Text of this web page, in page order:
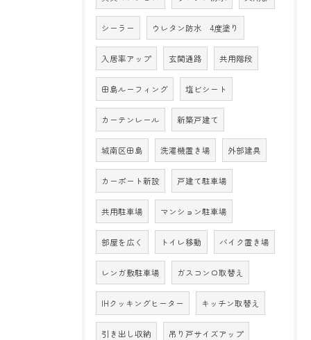
シーラー ウレタン防水 4度塗り
入居率アップ 玄関通路 共用階段
田島ルーフィング 塩ビシート
カーテンレール 新築戸建て
城南区田島 洗濯機置き場 外部建具
カーポート新設 戸建て駐車場
共用駐車場 マンション駐車場
部屋を広く トイレ移動 バイク置き場
レンガ敷駐車場 ガスコンロ取替え
IHクッキングヒーター キッチン取替え
引き出し収納 吊り戸サイズアップ